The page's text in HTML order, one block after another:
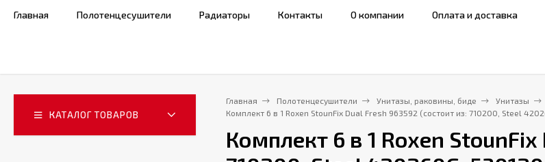
Главная Полотенцесушители Радиаторы Контакты О компании Оплата и доставка
КАТАЛОГ ТОВАРОВ
Главная Полотенцесушители Унитазы, раковины, биде
Унитазы
Комплект 6 в 1 Roxen StounFix Dual Fresh 963592 (состоит из: 710200, Steel
Комплект 6 в 1 Roxen